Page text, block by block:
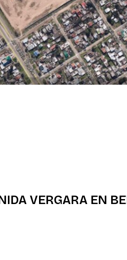
VERGARA EN